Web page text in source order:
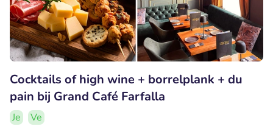
Cocktails of high wine + borrelplank + du
pain bij Grand Café Farfalla
Je
Ve